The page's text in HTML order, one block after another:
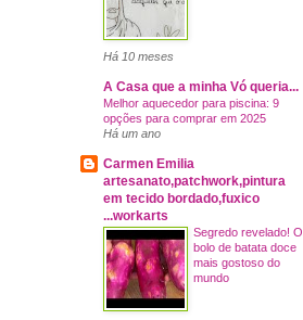
Há 10 meses
A Casa que a minha Vó queria...
Melhor aquecedor para piscina: 9
opções para comprar em 2025
Há um ano
Carmen Emilia
artesanato,patchwork,pintura
em tecido bordado,fuxico
...workarts
Segredo revelado! O
bolo de batata doce
mais gostoso do
mundo